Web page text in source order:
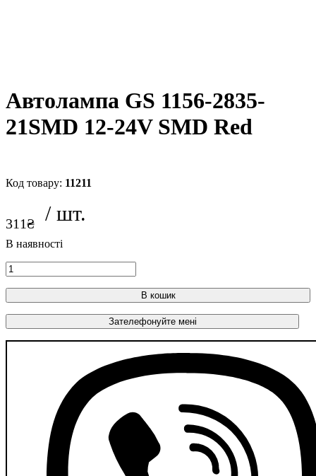
Автолампа GS 1156-2835-
21SMD 12-24V SMD Red
11211
311₴
В кошик
Зателефонуйте мені